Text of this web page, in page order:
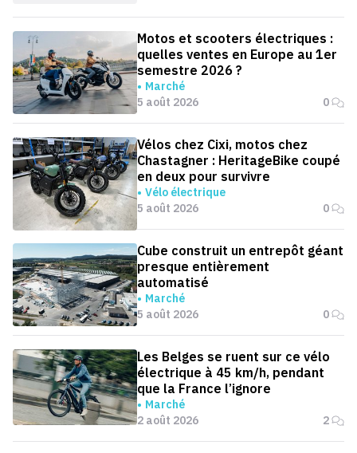
Motos et scooters électriques :
quelles ventes en Europe au 1er
semestre 2026 ?
Marché
5 août 2026
0
Vélos chez Cixi, motos chez
Chastagner : HeritageBike coupé
en deux pour survivre
Vélo électrique
5 août 2026
0
Cube construit un entrepôt géant
presque entièrement
automatisé
Marché
5 août 2026
0
Les Belges se ruent sur ce vélo
électrique à 45 km/h, pendant
que la France l’ignore
Marché
2 août 2026
2